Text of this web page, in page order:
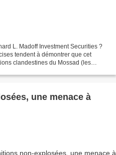
L. Madoff Investment Securities ?
tendent à démontrer que cet
clandestines du Mossad (les
une menace à